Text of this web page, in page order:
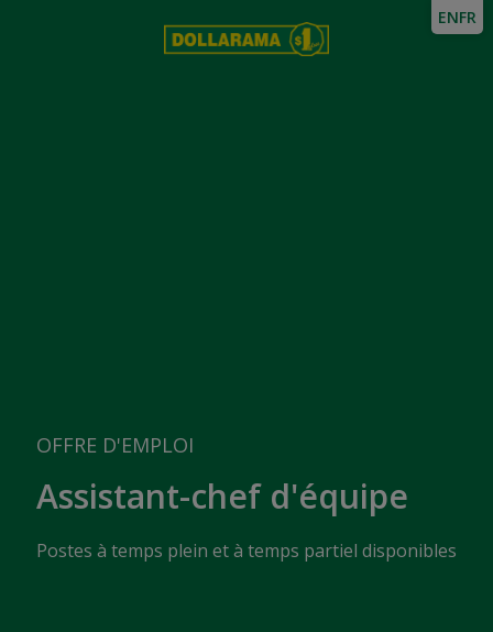
OFFRE D'EMPLOI
Assistant-chef d'équipe
Postes à temps plein et à temps partiel disponibles
ENFR